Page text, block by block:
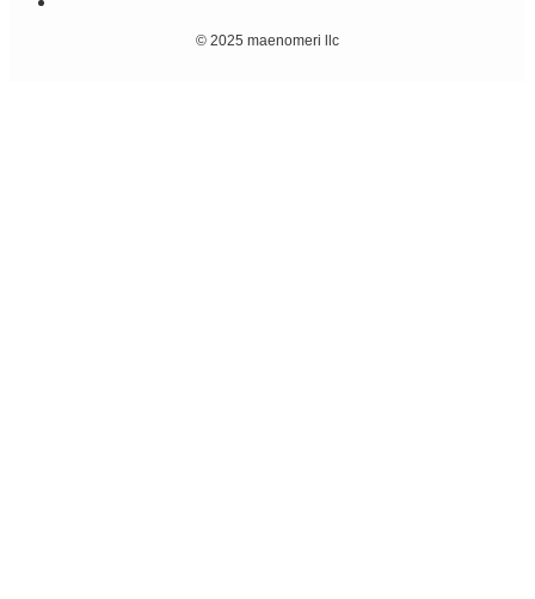
© 2025 maenomeri llc